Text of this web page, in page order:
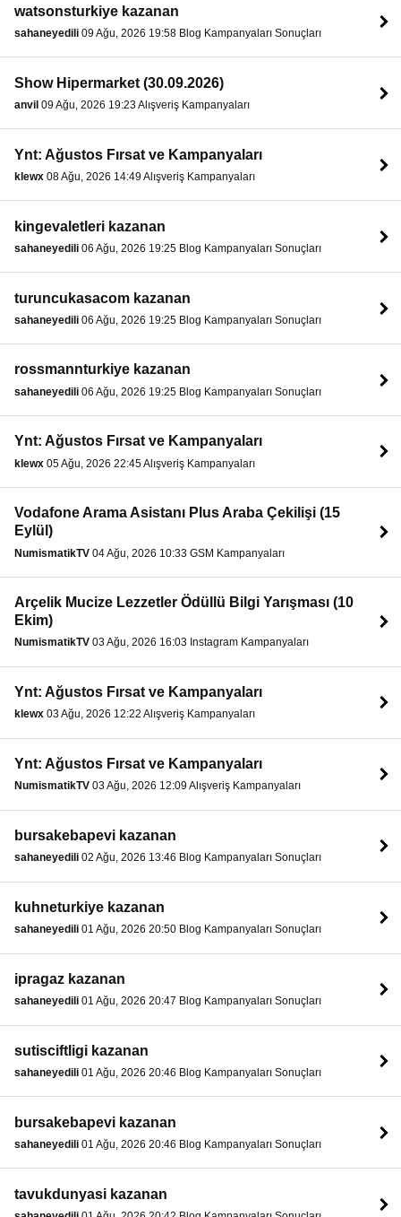
watsonsturkiye kazanan
sahaneyedili 09 Ağu, 2026 19:58 Blog Kampanyaları Sonuçları
Show Hipermarket (30.09.2026)
anvil 09 Ağu, 2026 19:23 Alışveriş Kampanyaları
Ynt: Ağustos Fırsat ve Kampanyaları
klewx 08 Ağu, 2026 14:49 Alışveriş Kampanyaları
kingevaletleri kazanan
sahaneyedili 06 Ağu, 2026 19:25 Blog Kampanyaları Sonuçları
turuncukasacom kazanan
sahaneyedili 06 Ağu, 2026 19:25 Blog Kampanyaları Sonuçları
rossmannturkiye kazanan
sahaneyedili 06 Ağu, 2026 19:25 Blog Kampanyaları Sonuçları
Ynt: Ağustos Fırsat ve Kampanyaları
klewx 05 Ağu, 2026 22:45 Alışveriş Kampanyaları
Vodafone Arama Asistanı Plus Araba Çekilişi (15
Eylül)
NumismatikTV 04 Ağu, 2026 10:33 GSM Kampanyaları
Arçelik Mucize Lezzetler Ödüllü Bilgi Yarışması (10
Ekim)
NumismatikTV 03 Ağu, 2026 16:03 Instagram Kampanyaları
Ynt: Ağustos Fırsat ve Kampanyaları
klewx 03 Ağu, 2026 12:22 Alışveriş Kampanyaları
Ynt: Ağustos Fırsat ve Kampanyaları
NumismatikTV 03 Ağu, 2026 12:09 Alışveriş Kampanyaları
bursakebapevi kazanan
sahaneyedili 02 Ağu, 2026 13:46 Blog Kampanyaları Sonuçları
kuhneturkiye kazanan
sahaneyedili 01 Ağu, 2026 20:50 Blog Kampanyaları Sonuçları
ipragaz kazanan
sahaneyedili 01 Ağu, 2026 20:47 Blog Kampanyaları Sonuçları
sutisciftligi kazanan
sahaneyedili 01 Ağu, 2026 20:46 Blog Kampanyaları Sonuçları
bursakebapevi kazanan
sahaneyedili 01 Ağu, 2026 20:46 Blog Kampanyaları Sonuçları
tavukdunyasi kazanan